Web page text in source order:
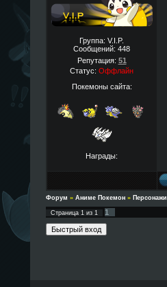
Группа: V.I.P.
Сообщений: 448
Репутация: 51
Статус: Оффлайн
Покемоны сайта:
Награды:
Форум » Аниме Покемон » Персонажи
Страница 1из 1 1